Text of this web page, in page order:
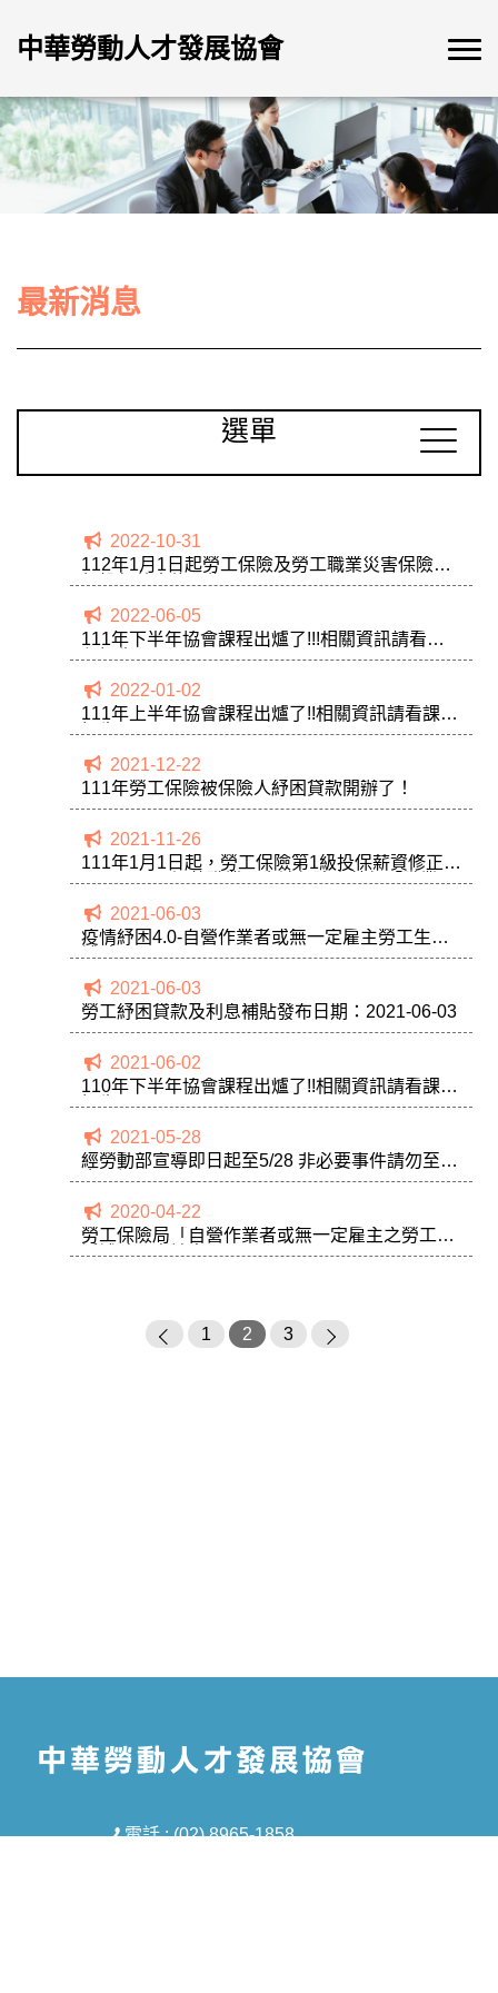
中華勞動人才發展協會
最新消息
選單
2022-10-31
112年1月1日起勞工保險及勞工職業災害保險第1
級投保薪資修正為26,400元。
2022-06-05
111年下半年協會課程出爐了!!!相關資訊請看課
程招生
2022-01-02
111年上半年協會課程出爐了!!相關資訊請看課程
招生
2021-12-22
111年勞工保險被保險人紓困貸款開辦了！
2021-11-26
111年1月1日起，勞工保險第1級投保薪資修正為
25,250元，調整職業工會被保險人勞保「職業災
2021-06-03
疫情紓困4.0-自營作業者或無一定雇主勞工生活
補貼
2021-06-03
勞工紓困貸款及利息補貼發布日期：2021-06-03
2021-06-02
110年下半年協會課程出爐了!!相關資訊請看課程
招生
2021-05-28
經勞動部宣導即日起至5/28 非必要事件請勿至工
會現場
2020-04-22
勞工保險局「自營作業者或無一定雇主之勞工生
活補貼」申請書
1 2 3
電話 : (02) 8965-1858